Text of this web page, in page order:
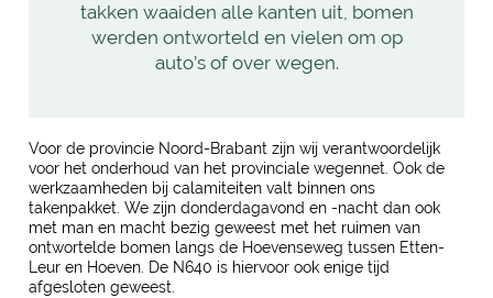
takken waaiden alle kanten uit, bomen
werden ontworteld en vielen om op
auto’s of over wegen.
Voor de provincie Noord-Brabant zijn wij verantwoordelijk
voor het onderhoud van het provinciale wegennet. Ook de
werkzaamheden bij calamiteiten valt binnen ons
takenpakket. We zijn donderdagavond en -nacht dan ook
met man en macht bezig geweest met het ruimen van
ontwortelde bomen langs de Hoevenseweg tussen Etten-
Leur en Hoeven. De N640 is hiervoor ook enige tijd
afgesloten geweest.